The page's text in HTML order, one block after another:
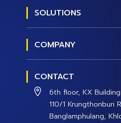
SOLUTIONS
Social Management
Social Campaign
COMPANY
Contact Us
Careers
CONTACT
6th floor, KX Building
110/1 Krungthonburi
Banglamphulang,